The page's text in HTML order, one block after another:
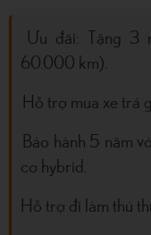
Ưu đãi: Tặng 3
60.000 km).
Hỗ trợ mua xe trả
Bảo hành 5 năm
cơ hybrid.
Hỗ trợ đi làm thủ